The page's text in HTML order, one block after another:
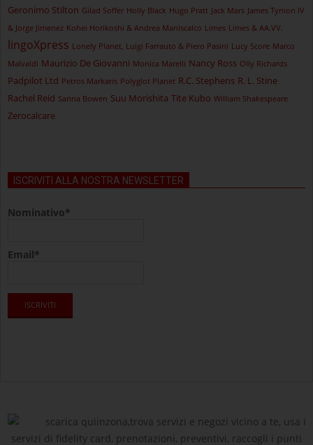
Geronimo Stilton Gilad Soffer Holly Black Hugo Pratt Jack Mars James Tynion IV
& Jorge Jimenez Kohei Horikoshi & Andrea Maniscalco Limes Limes & AA.VV.
lingoXpress Lonely Planet, Luigi Farrauto & Piero Pasini Lucy Score Marco
Malvaldi Maurizio De Giovanni Monica Marelli Nancy Ross Olly Richards
Padpilot Ltd Petros Markaris Polyglot Planet R.C. Stephens R. L. Stine
Rachel Reid Sarina Bowen Suu Morishita Tite Kubo William Shakespeare
Zerocalcare
ISCRIVITI ALLA NOSTRA NEWSLETTER
Nominativo*
Email*
scarica quiinzona,trova servizi e negozi vicino a te, usa i
servizi di fidelity card, prenotazioni, preventivi, raccogli i punti